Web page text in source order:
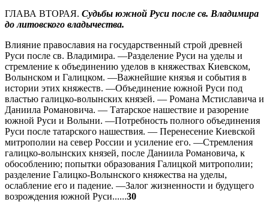
ГЛАВА ВТОРАЯ. Судьбы южной Руси после св. Владимира
до литовского владычества.
Влияние православия на государственный строй древней
Руси после св. Владимира. —Разделение Руси на уделы и
стремление к объединению уделов в княжествах Киевском,
Волынском и Галицком. —Важнейшие князья и события в
истории этих княжеств. —Объединение южной Руси под
властью галицко-волынских князей. — Романа Мстиславича и
Даниила Романовича. — Татарское нашествие и разорение
южной Руси и Волыни. —Потребность полного объединения
Руси после татарского нашествия. — Перенесение Киевской
митрополии на север России и усиление его. —Стремления
галицко-волынских князей, после Даниила Романовича, к
обособлению; попытки образования Галицкой митрополии;
разделение Галицко-Волынского княжества на уделы,
ослабление его и падение. —Залог жизненности и будущего
возрождения южной Руси......30